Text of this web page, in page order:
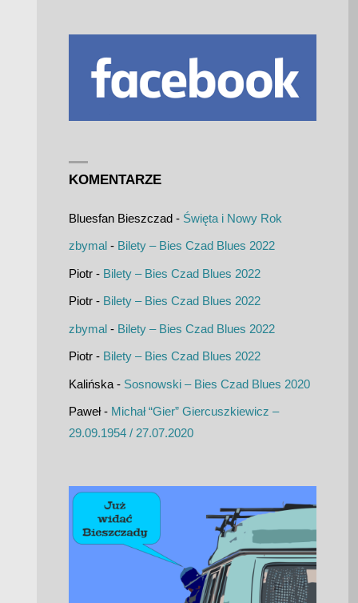
KOMENTARZE
Bluesfan Bieszczad- Święta i Nowy Rok
zbymal- Bilety – Bies Czad Blues 2022
Piotr- Bilety – Bies Czad Blues 2022
Piotr- Bilety – Bies Czad Blues 2022
zbymal- Bilety – Bies Czad Blues 2022
Piotr- Bilety – Bies Czad Blues 2022
Kalińska- Sosnowski – Bies Czad Blues 2020
Paweł- Michał “Gier” Giercuszkiewicz –
29.09.1954 / 27.07.2020